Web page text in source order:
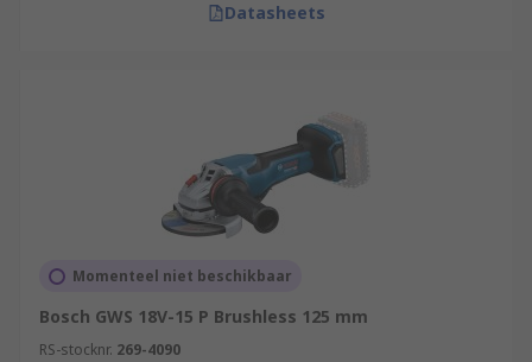
Datasheets
Momenteel niet beschikbaar
Bosch GWS 18V-15 P Brushless 125 mm
RS-stocknr. 269-4090